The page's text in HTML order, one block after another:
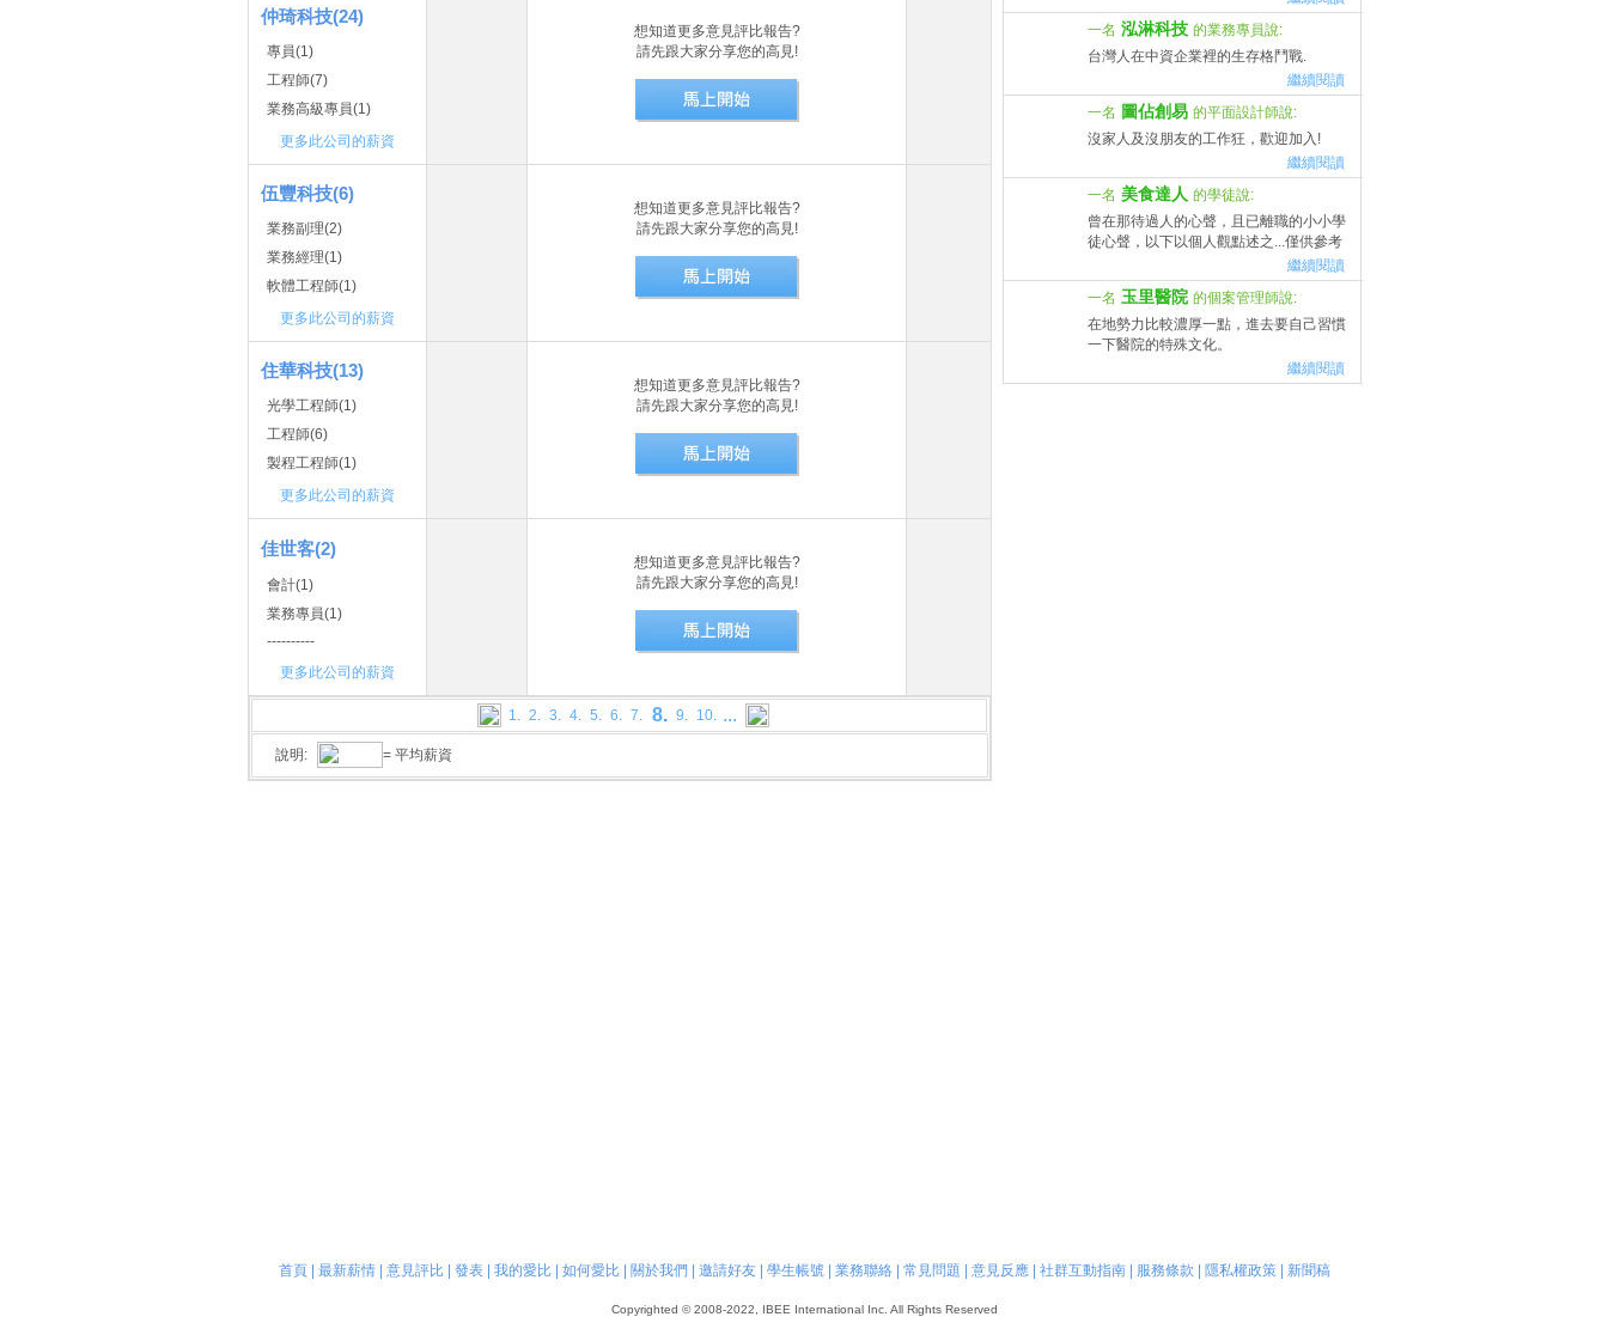
仲琦科技(24)
想知道更多意見評比報告?
請先跟大家分享您的高見!
專員(1)
工程師(7)
業務高級專員(1)
更多此公司的薪資
伍豐科技(6)
想知道更多意見評比報告?
請先跟大家分享您的高見!
業務副理(2)
業務經理(1)
軟體工程師(1)
更多此公司的薪資
住華科技(13)
想知道更多意見評比報告?
請先跟大家分享您的高見!
光學工程師(1)
工程師(6)
製程工程師(1)
更多此公司的薪資
佳世客(2)
想知道更多意見評比報告?
請先跟大家分享您的高見!
會計(1)
業務專員(1)
----------
更多此公司的薪資
1. 2. 3. 4. 5. 6. 7. 8. 9. 10. ...
說明: = 平均薪資
一名 泓淋科技 的業務專員說:
台灣人在中資企業裡的生存格鬥戰.
繼續閱讀
一名 圖佔創易 的平面設計師說:
沒家人及沒朋友的工作狂，歡迎加入!
繼續閱讀
一名 美食達人 的學徒說:
曾在那待過人的心聲，且已離職的小小學
徒心聲，以下以個人觀點述之...僅供參考
繼續閱讀
一名 玉里醫院 的個案管理師說:
在地勢力比較濃厚一點，進去要自己習慣
一下醫院的特殊文化。
繼續閱讀
首頁| 最新薪情| 意見評比| 發表| 我的愛比| 如何愛比| 關於我們 邀請好友| 學生帳號| 業務聯絡| 常見問題 意見反應| 社群互動指南| 服務條款 隱私權政策| 新聞稿
Copyrighted © 2008-2022, IBEE International Inc. All Rights Reserved